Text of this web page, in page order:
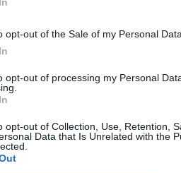
opt-out of the Sale of my Personal Data.
opt-out of processing my Personal
opt-out of Collection, Use, Retention,
Data that Is Unrelated with the
οι μέθοδοι διενέργειας
Μετά το πέρας του
θα έχουν τη
και να διενεργούν
τόσο στην εταιρεία που
σαν εξωτερικοί Σύμβουλοι με
επιθεωρήσεων Συστημάτων